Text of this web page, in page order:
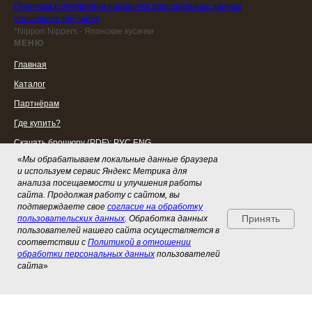
«Мы обрабатываем локальные данные браузера
и используем сервис Яндекс Метрика для
анализа посещаемости и улучшения работы
сайта. Продолжая работу с сайтом, вы
подтверждаете свое согласие на обработку
пользовательских данных. Обработка данных
пользователей нашего сайта осуществляется в
соответствии с Политикой в отношении
обработки персональных данных пользователей
сайта»
Принять
Политика в отношении обработки персональных данных
пользователей сайта
*Nippon Nippers - Японские кусачки
МЕНЮ
Главная
Каталог
Партнёрам
Где купить?
Скачать брошюру (PDF):РУС ENG
Скачать фото товаров
СОЦСЕТИ
Telegram
ВКонтакте